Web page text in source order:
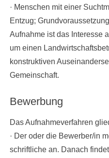
· Menschen mit einer
Entzug;
Aufnahme ist das Interesse
um einen
konstruktiven
Gemeinschaft.
Bewerbung
Das Aufnahmeverfahren
· Der oder die Bewerber/in
schriftliche an. Danach